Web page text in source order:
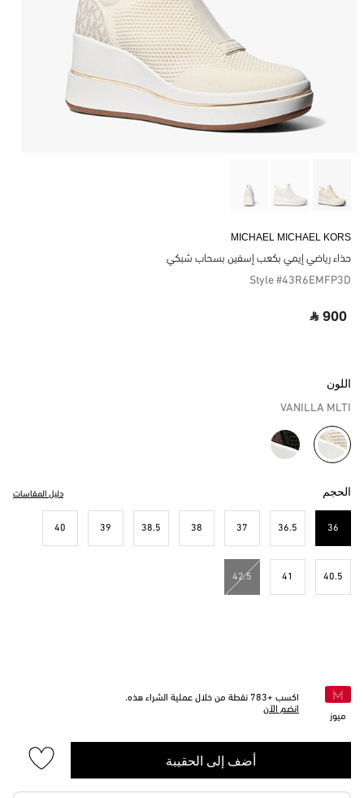
MICHAEL MICHAEL KORS
حذاء رياضي إيمي بكعب إسفين بسحاب شبكي
Style #43R6EMFP3D
‎ ⃁ 900 ‎
اللون
VANILLA MLTI
مختار
الحجم دليل المقاسات
36
36.5
37
38
38.5
39
40
40.5
41
42.5
ميوز
اكسب +783 نقطة من خلال عملية الشراء هذه.
انضم الآن
أضف إلى الحقيبة